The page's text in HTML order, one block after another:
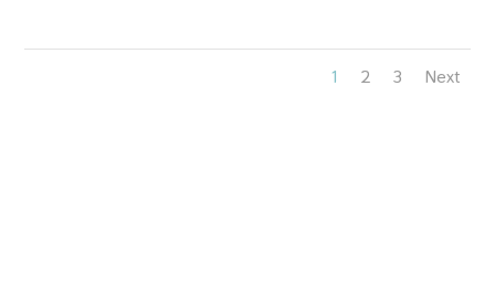
1 2 3 Next